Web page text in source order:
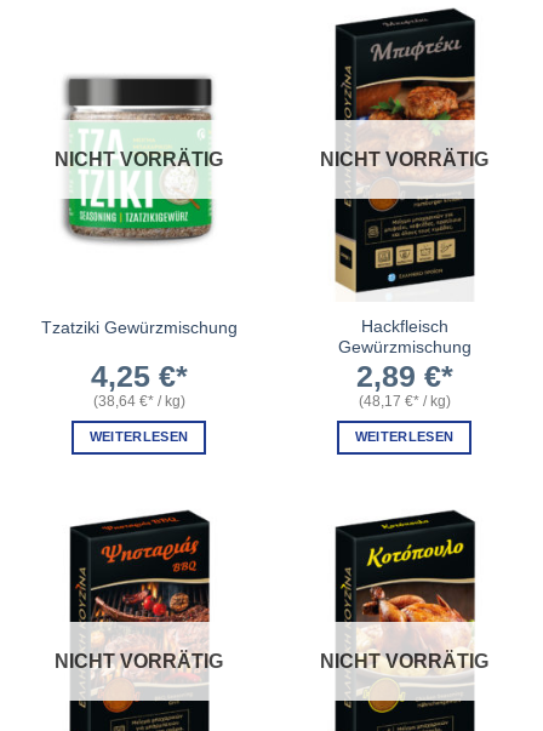
NICHT VORRÄTIG
Tzatziki Gewürzmischung
4,25 €
(38,64 € /kg)
WEITERLESEN
NICHT VORRÄTIG
Hackfleisch
Gewürzmischung
2,89 €
(48,17 € /kg)
WEITERLESEN
NICHT VORRÄTIG NICHT VORRÄTIG